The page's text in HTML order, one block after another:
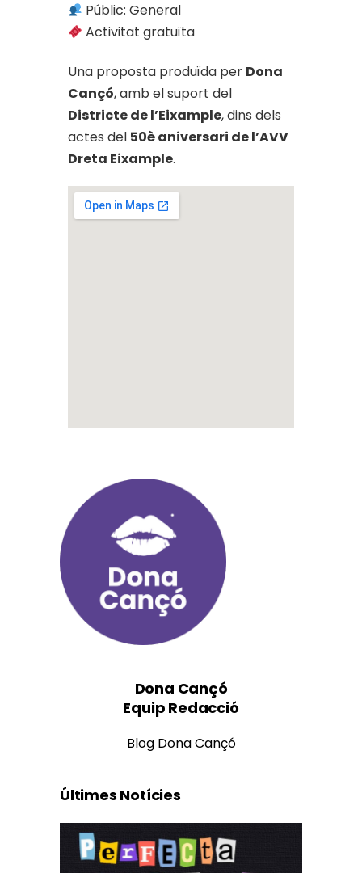
Públic: General
Activitat gratuïta
Una proposta produïda per Dona
Cançó, amb el suport del
Districte de l’Eixample, dins dels
actes del 50è aniversari de l’AVV
Dreta Eixample.
Dona Cançó
Equip Redacció
Blog Dona Cançó
Últimes Notícies